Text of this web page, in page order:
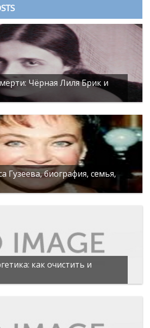
Чёрная Лиля Брик и
Гузеева, биография, семья,
как очистить и